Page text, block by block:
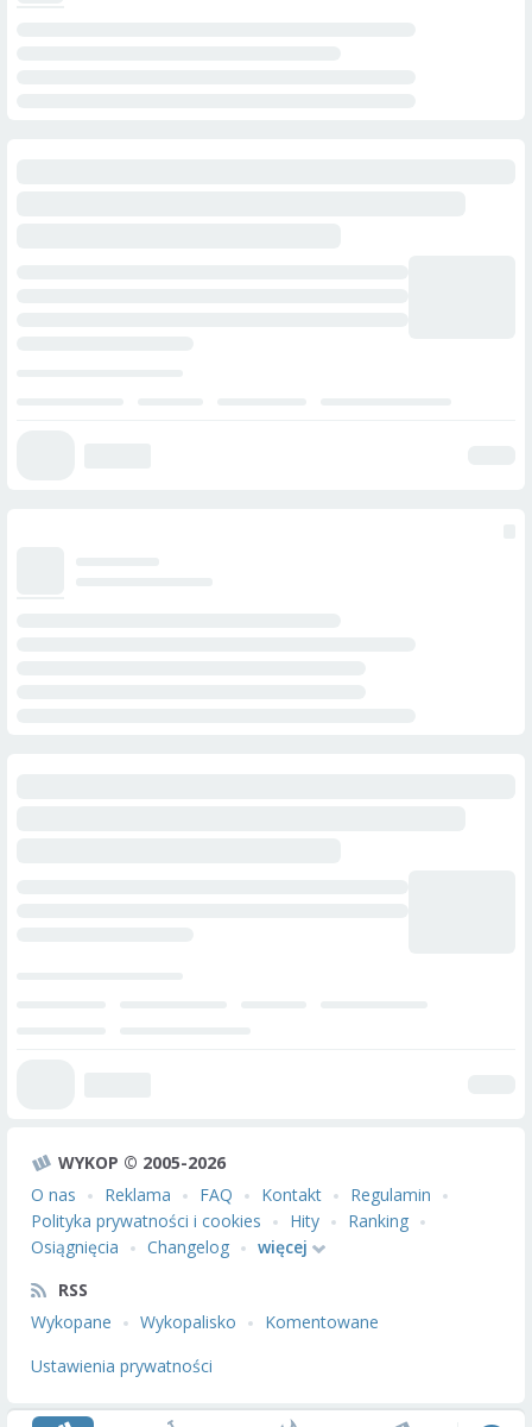
WYKOP © 2005-2026
O nas
Reklama FAQ Kontakt
Regulamin
Polityka prywatności i cookies
Hity
Ranking
Osiągnięcia
Changelog
więcej
RSS
Wykopane
Wykopalisko
Komentowane
Ustawienia prywatności